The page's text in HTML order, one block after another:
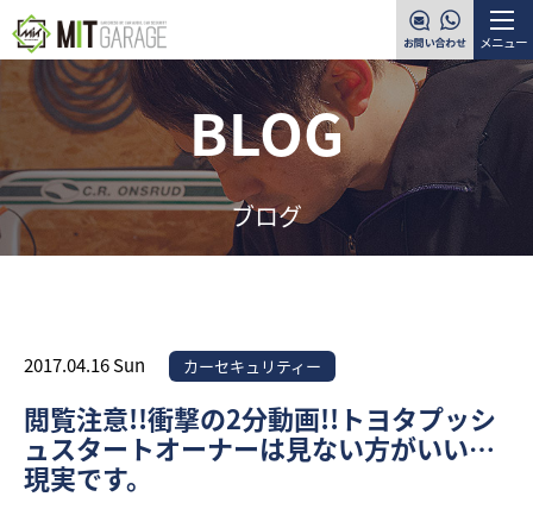
メニュー
BLOG
ブログ
2017.04.16 Sun カーセキュリティー
閲覧注意!!衝撃の2分動画!!トヨタプッシ
ュスタートオーナーは見ない方がいい…
現実です。